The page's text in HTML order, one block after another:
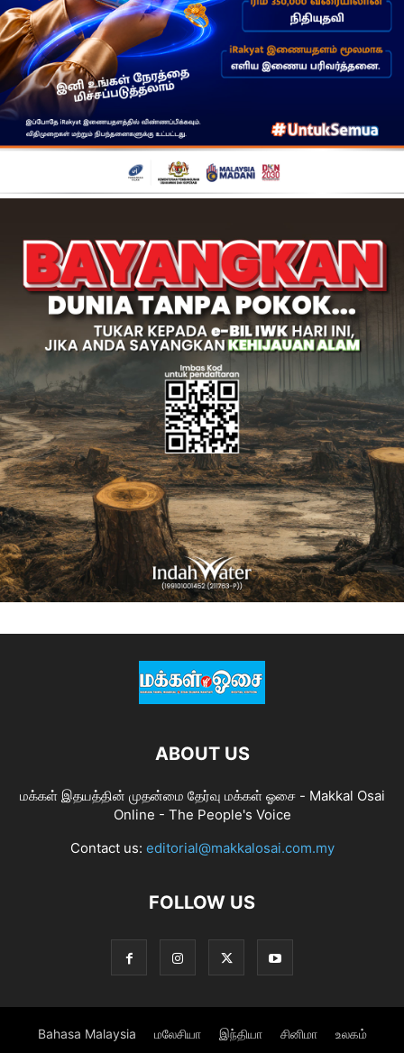
ABOUT US
மக்கள் இதயத்தின் முதன்மை தேர்வு மக்கள் ஓசை - Makkal Osai
Online - The People's Voice
Contact us: editorial@makkalosai.com.my
FOLLOW US
Bahasa Malaysia மலேசியா இந்தியா சினிமா உலகம்